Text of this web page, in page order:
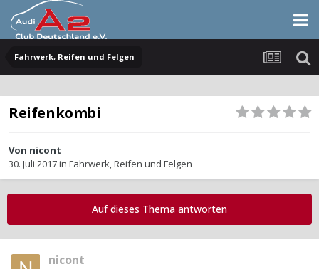
Fahrwerk, Reifen und Felgen
Reifenkombi
Von nicont
30. Juli 2017in Fahrwerk, Reifen und Felgen
Auf dieses Thema antworten
nicont